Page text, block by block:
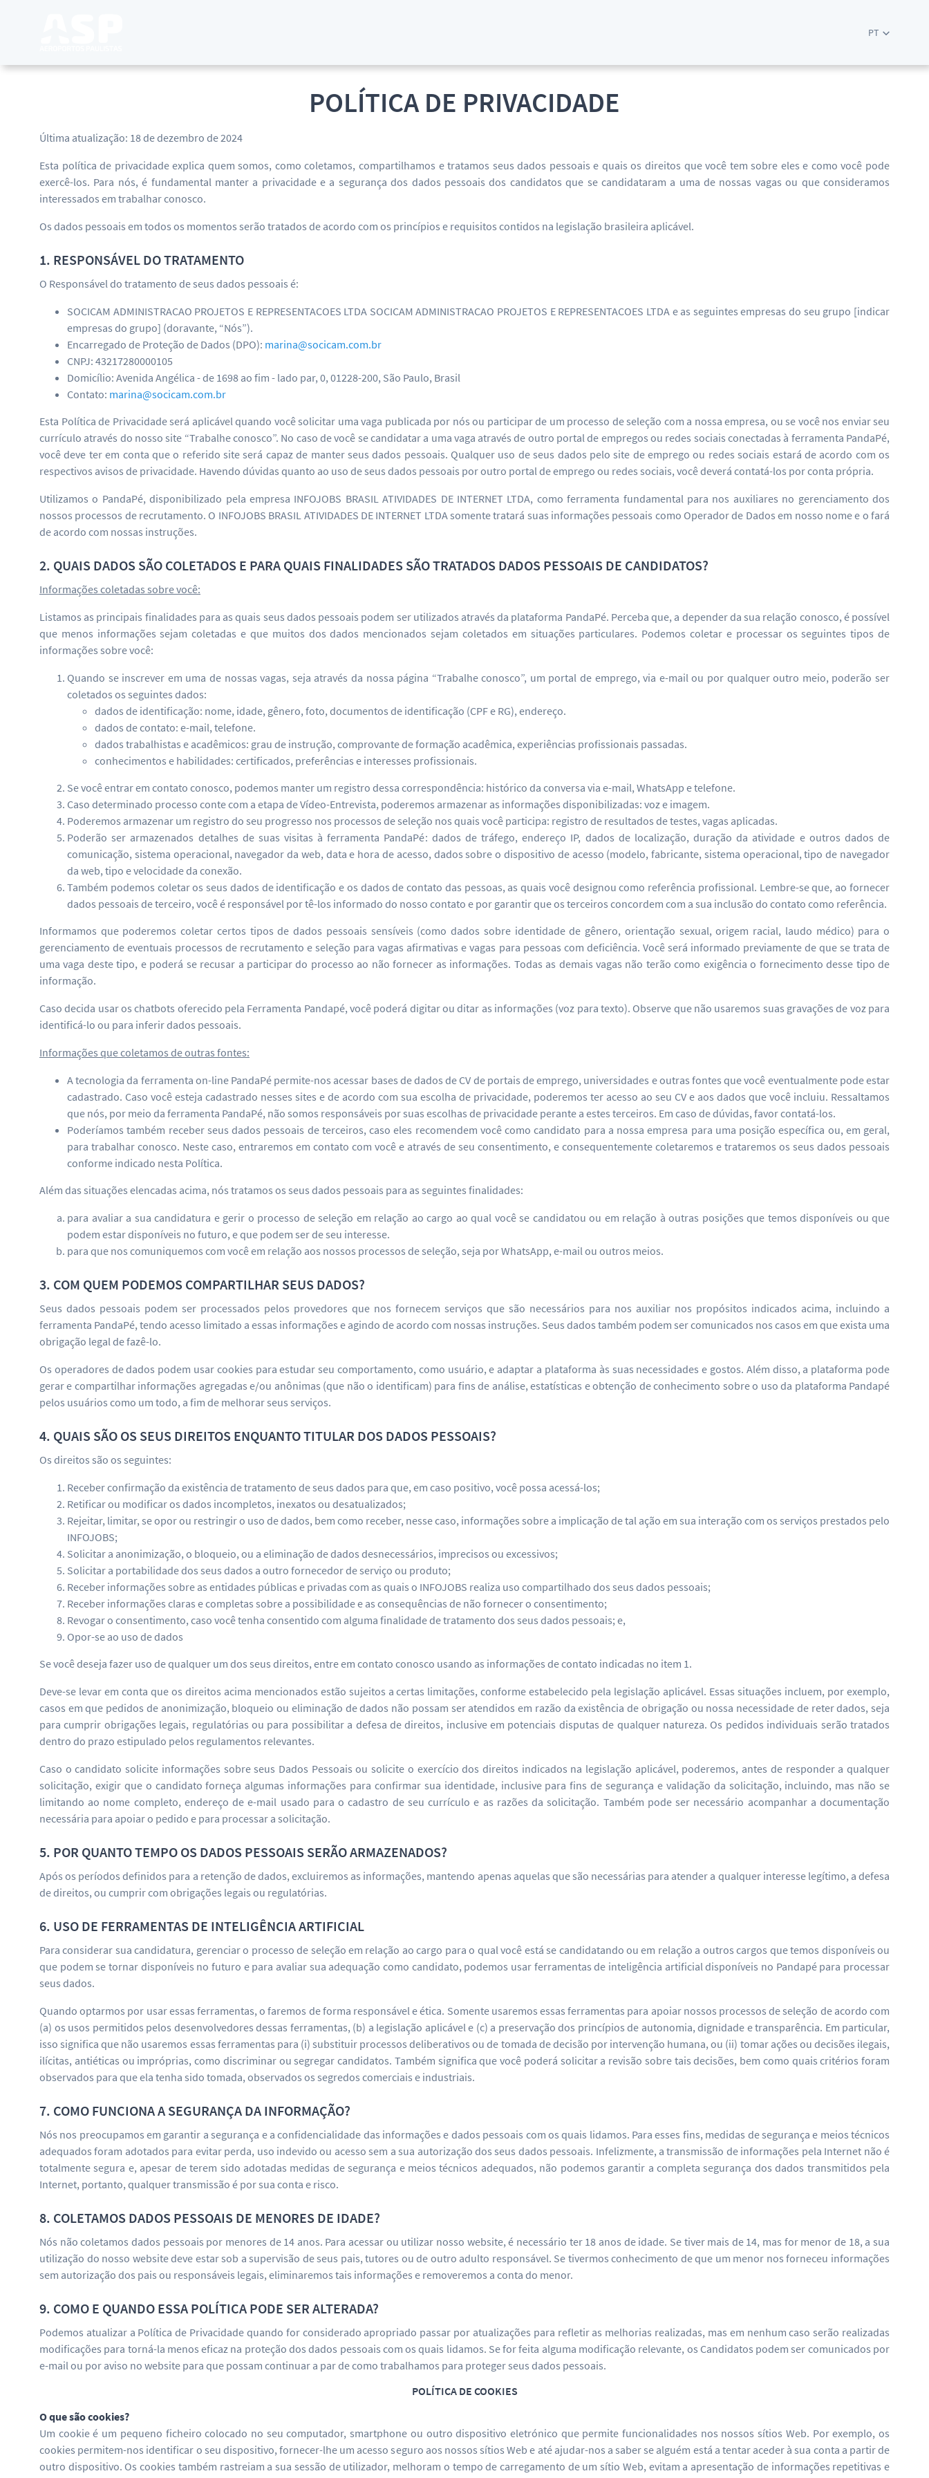
PT
POLÍTICA DE PRIVACIDADE
Última atualização: 18 de dezembro de 2024
Esta política de privacidade explica quem somos, como coletamos, compartilhamos e tratamos seus dados pessoais e quais os direitos que você tem sobre eles e como você pode
exercê-los. Para nós, é fundamental manter a privacidade e a segurança dos dados pessoais dos candidatos que se candidataram a uma de nossas vagas ou que consideramos
interessados em trabalhar conosco.
Os dados pessoais em todos os momentos serão tratados de acordo com os princípios e requisitos contidos na legislação brasileira aplicável.
1. RESPONSÁVEL DO TRATAMENTO
O Responsável do tratamento de seus dados pessoais é:
SOCICAM ADMINISTRACAO PROJETOS E REPRESENTACOES LTDA SOCICAM ADMINISTRACAO PROJETOS E REPRESENTACOES LTDA e as seguintes empresas do seu grupo [indicar
empresas do grupo] (doravante, “Nós”).
Encarregado de Proteção de Dados (DPO): marina@socicam.com.br
CNPJ: 43217280000105
Domicílio: Avenida Angélica - de 1698 ao fim - lado par, 0, 01228-200, São Paulo, Brasil
Contato: marina@socicam.com.br
Esta Política de Privacidade será aplicável quando você solicitar uma vaga publicada por nós ou participar de um processo de seleção com a nossa empresa, ou se você nos enviar seu
currículo através do nosso site “Trabalhe conosco”. No caso de você se candidatar a uma vaga através de outro portal de empregos ou redes sociais conectadas à ferramenta PandaPé,
você deve ter em conta que o referido site será capaz de manter seus dados pessoais. Qualquer uso de seus dados pelo site de emprego ou redes sociais estará de acordo com os
respectivos avisos de privacidade. Havendo dúvidas quanto ao uso de seus dados pessoais por outro portal de emprego ou redes sociais, você deverá contatá-los por conta própria.
Utilizamos o PandaPé, disponibilizado pela empresa INFOJOBS BRASIL ATIVIDADES DE INTERNET LTDA, como ferramenta fundamental para nos auxiliares no gerenciamento dos
nossos processos de recrutamento. O INFOJOBS BRASIL ATIVIDADES DE INTERNET LTDA somente tratará suas informações pessoais como Operador de Dados em nosso nome e o fará
de acordo com nossas instruções.
2. QUAIS DADOS SÃO COLETADOS E PARA QUAIS FINALIDADES SÃO TRATADOS DADOS PESSOAIS DE CANDIDATOS?
Informações coletadas sobre você:
Listamos as principais finalidades para as quais seus dados pessoais podem ser utilizados através da plataforma PandaPé. Perceba que, a depender da sua relação conosco, é possível
que menos informações sejam coletadas e que muitos dos dados mencionados sejam coletados em situações particulares. Podemos coletar e processar os seguintes tipos de
informações sobre você:
Quando se inscrever em uma de nossas vagas, seja através da nossa página “Trabalhe conosco”, um portal de emprego, via e-mail ou por qualquer outro meio, poderão ser
coletados os seguintes dados:
dados de identificação: nome, idade, gênero, foto, documentos de identificação (CPF e RG), endereço.
dados de contato: e-mail, telefone.
dados trabalhistas e acadêmicos: grau de instrução, comprovante de formação acadêmica, experiências profissionais passadas.
conhecimentos e habilidades: certificados, preferências e interesses profissionais.
Se você entrar em contato conosco, podemos manter um registro dessa correspondência: histórico da conversa via e-mail, WhatsApp e telefone.
Caso determinado processo conte com a etapa de Vídeo-Entrevista, poderemos armazenar as informações disponibilizadas: voz e imagem.
Poderemos armazenar um registro do seu progresso nos processos de seleção nos quais você participa: registro de resultados de testes, vagas aplicadas.
Poderão ser armazenados detalhes de suas visitas à ferramenta PandaPé: dados de tráfego, endereço IP, dados de localização, duração da atividade e outros dados de
comunicação, sistema operacional, navegador da web, data e hora de acesso, dados sobre o dispositivo de acesso (modelo, fabricante, sistema operacional, tipo de navegador
da web, tipo e velocidade da conexão.
Também podemos coletar os seus dados de identificação e os dados de contato das pessoas, as quais você designou como referência profissional. Lembre-se que, ao fornecer
dados pessoais de terceiro, você é responsável por tê-los informado do nosso contato e por garantir que os terceiros concordem com a sua inclusão do contato como referência.
Informamos que poderemos coletar certos tipos de dados pessoais sensíveis (como dados sobre identidade de gênero, orientação sexual, origem racial, laudo médico) para o
gerenciamento de eventuais processos de recrutamento e seleção para vagas afirmativas e vagas para pessoas com deficiência. Você será informado previamente de que se trata de
uma vaga deste tipo, e poderá se recusar a participar do processo ao não fornecer as informações. Todas as demais vagas não terão como exigência o fornecimento desse tipo de
informação.
Caso decida usar os chatbots oferecido pela Ferramenta Pandapé, você poderá digitar ou ditar as informações (voz para texto). Observe que não usaremos suas gravações de voz para
identificá-lo ou para inferir dados pessoais.
Informações que coletamos de outras fontes:
A tecnologia da ferramenta on-line PandaPé permite-nos acessar bases de dados de CV de portais de emprego, universidades e outras fontes que você eventualmente pode estar
cadastrado. Caso você esteja cadastrado nesses sites e de acordo com sua escolha de privacidade, poderemos ter acesso ao seu CV e aos dados que você incluiu. Ressaltamos
que nós, por meio da ferramenta PandaPé, não somos responsáveis por suas escolhas de privacidade perante a estes terceiros. Em caso de dúvidas, favor contatá-los.
Poderíamos também receber seus dados pessoais de terceiros, caso eles recomendem você como candidato para a nossa empresa para uma posição específica ou, em geral,
para trabalhar conosco. Neste caso, entraremos em contato com você e através de seu consentimento, e consequentemente coletaremos e trataremos os seus dados pessoais
conforme indicado nesta Política.
Além das situações elencadas acima, nós tratamos os seus dados pessoais para as seguintes finalidades:
para avaliar a sua candidatura e gerir o processo de seleção em relação ao cargo ao qual você se candidatou ou em relação à outras posições que temos disponíveis ou que
podem estar disponíveis no futuro, e que podem ser de seu interesse.
para que nos comuniquemos com você em relação aos nossos processos de seleção, seja por WhatsApp, e-mail ou outros meios.
3. COM QUEM PODEMOS COMPARTILHAR SEUS DADOS?
Seus dados pessoais podem ser processados pelos provedores que nos fornecem serviços que são necessários para nos auxiliar nos propósitos indicados acima, incluindo a
ferramenta PandaPé, tendo acesso limitado a essas informações e agindo de acordo com nossas instruções. Seus dados também podem ser comunicados nos casos em que exista uma
obrigação legal de fazê-lo.
Os operadores de dados podem usar cookies para estudar seu comportamento, como usuário, e adaptar a plataforma às suas necessidades e gostos. Além disso, a plataforma pode
gerar e compartilhar informações agregadas e/ou anônimas (que não o identificam) para fins de análise, estatísticas e obtenção de conhecimento sobre o uso da plataforma Pandapé
pelos usuários como um todo, a fim de melhorar seus serviços.
4. QUAIS SÃO OS SEUS DIREITOS ENQUANTO TITULAR DOS DADOS PESSOAIS?
Os direitos são os seguintes:
Receber confirmação da existência de tratamento de seus dados para que, em caso positivo, você possa acessá-los;
Retificar ou modificar os dados incompletos, inexatos ou desatualizados;
Rejeitar, limitar, se opor ou restringir o uso de dados, bem como receber, nesse caso, informações sobre a implicação de tal ação em sua interação com os serviços prestados pelo
INFOJOBS;
Solicitar a anonimização, o bloqueio, ou a eliminação de dados desnecessários, imprecisos ou excessivos;
Solicitar a portabilidade dos seus dados a outro fornecedor de serviço ou produto;
Receber informações sobre as entidades públicas e privadas com as quais o INFOJOBS realiza uso compartilhado dos seus dados pessoais;
Receber informações claras e completas sobre a possibilidade e as consequências de não fornecer o consentimento;
Revogar o consentimento, caso você tenha consentido com alguma finalidade de tratamento dos seus dados pessoais; e,
Opor-se ao uso de dados
Se você deseja fazer uso de qualquer um dos seus direitos, entre em contato conosco usando as informações de contato indicadas no item 1.
Deve-se levar em conta que os direitos acima mencionados estão sujeitos a certas limitações, conforme estabelecido pela legislação aplicável. Essas situações incluem, por exemplo,
casos em que pedidos de anonimização, bloqueio ou eliminação de dados não possam ser atendidos em razão da existência de obrigação ou nossa necessidade de reter dados, seja
para cumprir obrigações legais, regulatórias ou para possibilitar a defesa de direitos, inclusive em potenciais disputas de qualquer natureza. Os pedidos individuais serão tratados
dentro do prazo estipulado pelos regulamentos relevantes.
Caso o candidato solicite informações sobre seus Dados Pessoais ou solicite o exercício dos direitos indicados na legislação aplicável, poderemos, antes de responder a qualquer
solicitação, exigir que o candidato forneça algumas informações para confirmar sua identidade, inclusive para fins de segurança e validação da solicitação, incluindo, mas não se
limitando ao nome completo, endereço de e-mail usado para o cadastro de seu currículo e as razões da solicitação. Também pode ser necessário acompanhar a documentação
necessária para apoiar o pedido e para processar a solicitação.
5. POR QUANTO TEMPO OS DADOS PESSOAIS SERÃO ARMAZENADOS?
Após os períodos definidos para a retenção de dados, excluiremos as informações, mantendo apenas aquelas que são necessárias para atender a qualquer interesse legítimo, a defesa
de direitos, ou cumprir com obrigações legais ou regulatórias.
6. USO DE FERRAMENTAS DE INTELIGÊNCIA ARTIFICIAL
Para considerar sua candidatura, gerenciar o processo de seleção em relação ao cargo para o qual você está se candidatando ou em relação a outros cargos que temos disponíveis ou
que podem se tornar disponíveis no futuro e para avaliar sua adequação como candidato, podemos usar ferramentas de inteligência artificial disponíveis no Pandapé para processar
seus dados.
Quando optarmos por usar essas ferramentas, o faremos de forma responsável e ética. Somente usaremos essas ferramentas para apoiar nossos processos de seleção de acordo com
(a) os usos permitidos pelos desenvolvedores dessas ferramentas, (b) a legislação aplicável e (c) a preservação dos princípios de autonomia, dignidade e transparência. Em particular,
isso significa que não usaremos essas ferramentas para (i) substituir processos deliberativos ou de tomada de decisão por intervenção humana, ou (ii) tomar ações ou decisões ilegais,
ilícitas, antiéticas ou impróprias, como discriminar ou segregar candidatos. Também significa que você poderá solicitar a revisão sobre tais decisões, bem como quais critérios foram
observados para que ela tenha sido tomada, observados os segredos comerciais e industriais.
7. COMO FUNCIONA A SEGURANÇA DA INFORMAÇÃO?
Nós nos preocupamos em garantir a segurança e a confidencialidade das informações e dados pessoais com os quais lidamos. Para esses fins, medidas de segurança e meios técnicos
adequados foram adotados para evitar perda, uso indevido ou acesso sem a sua autorização dos seus dados pessoais. Infelizmente, a transmissão de informações pela Internet não é
totalmente segura e, apesar de terem sido adotadas medidas de segurança e meios técnicos adequados, não podemos garantir a completa segurança dos dados transmitidos pela
Internet, portanto, qualquer transmissão é por sua conta e risco.
8. COLETAMOS DADOS PESSOAIS DE MENORES DE IDADE?
Nós não coletamos dados pessoais por menores de 14 anos. Para acessar ou utilizar nosso website, é necessário ter 18 anos de idade. Se tiver mais de 14, mas for menor de 18, a sua
utilização do nosso website deve estar sob a supervisão de seus pais, tutores ou de outro adulto responsável. Se tivermos conhecimento de que um menor nos forneceu informações
sem autorização dos pais ou responsáveis legais, eliminaremos tais informações e removeremos a conta do menor.
9. COMO E QUANDO ESSA POLÍTICA PODE SER ALTERADA?
Podemos atualizar a Política de Privacidade quando for considerado apropriado passar por atualizações para refletir as melhorias realizadas, mas em nenhum caso serão realizadas
modificações para torná-la menos eficaz na proteção dos dados pessoais com os quais lidamos. Se for feita alguma modificação relevante, os Candidatos podem ser comunicados por
e-mail ou por aviso no website para que possam continuar a par de como trabalhamos para proteger seus dados pessoais.
POLÍTICA DE COOKIES
O que são cookies?
Um cookie é um pequeno ficheiro colocado no seu computador, smartphone ou outro dispositivo eletrónico que permite funcionalidades nos nossos sítios Web. Por exemplo, os
cookies permitem-nos identificar o seu dispositivo, fornecer-lhe um acesso seguro aos nossos sítios Web e até ajudar-nos a saber se alguém está a tentar aceder à sua conta a partir de
outro dispositivo. Os cookies também rastreiam a sua sessão de utilizador, melhoram o tempo de carregamento de um sítio Web, evitam a apresentação de informações repetitivas e